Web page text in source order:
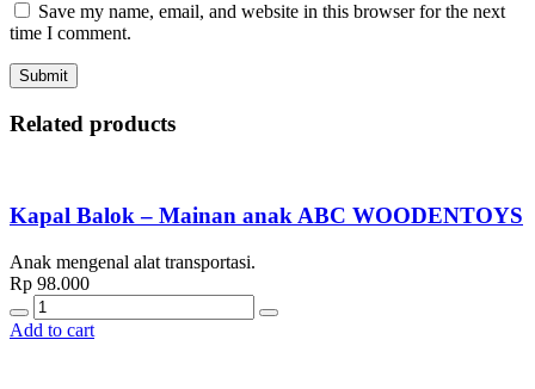
Save my name, email, and website in this browser for the next
time I comment.
Related products
Kapal Balok – Mainan anak ABC WOODENTOYS
Anak mengenal alat transportasi.
Rp 98.000
Quantity
Add to cart